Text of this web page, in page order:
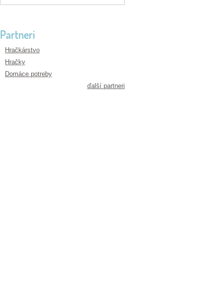
Partneri
Hračkárstvo
Hračky
Domáce potreby
ďalší partneri